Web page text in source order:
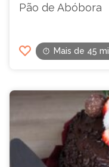
Pão de Abóbora
Mais de 45